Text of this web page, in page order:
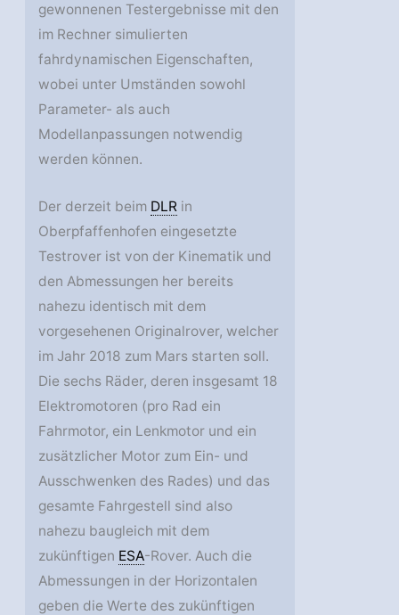
gewonnenen Testergebnisse mit den
im Rechner simulierten
fahrdynamischen Eigenschaften,
wobei unter Umständen sowohl
Parameter- als auch
Modellanpassungen notwendig
werden können.
Der derzeit beim DLR in
Oberpfaffenhofen eingesetzte
Testrover ist von der Kinematik und
den Abmessungen her bereits
nahezu identisch mit dem
vorgesehenen Originalrover, welcher
im Jahr 2018 zum Mars starten soll.
Die sechs Räder, deren insgesamt 18
Elektromotoren (pro Rad ein
Fahrmotor, ein Lenkmotor und ein
zusätzlicher Motor zum Ein- und
Ausschwenken des Rades) und das
gesamte Fahrgestell sind also
nahezu baugleich mit dem
zukünftigen ESA-Rover. Auch die
Abmessungen in der Horizontalen
geben die Werte des zukünftigen